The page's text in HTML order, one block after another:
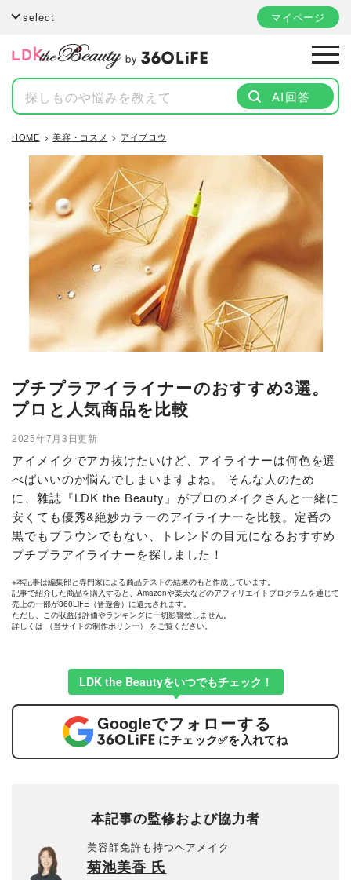
select マイページ
by
AI回答
HOME 美容・コスメ アイブロウ
プチプラアイライナーのおすすめ3選。
プロと人気商品を比較
2025年7月3日更新
アイメイクでアカ抜けたいけど、アイライナーは何色を選
べばいいのか悩んでしまいますよね。 そんな人のため
に、雜誌『LDK the Beauty』がプロのメイクさんと一緒に
安くても優秀&絶妙カラーのアイライナーを比較。定番の
黒でもブラウンでもない、トレンドの目元になるおすすめ
プチプラアイライナーを探しました！
※本記事は編集部と専門家による商品テストの結果のもと作成しています。
記事で紹介した商品を購入すると、Amazonや楽天などのアフィリエイトプログラムを通じて
売上の一部が360LiFE（晋遊舎）に還元されます。
ただし、この収益は評価やランキングに一切影響致しません。
詳しくは
（当サイトの制作ポリシー） をご覧ください。
LDK the Beautyをいつでもチェック！
Googleでフォローする
にチェック✅を入れてね
本記事の監修および協力者
美容師免許も持つヘアメイク
菊池美香 氏